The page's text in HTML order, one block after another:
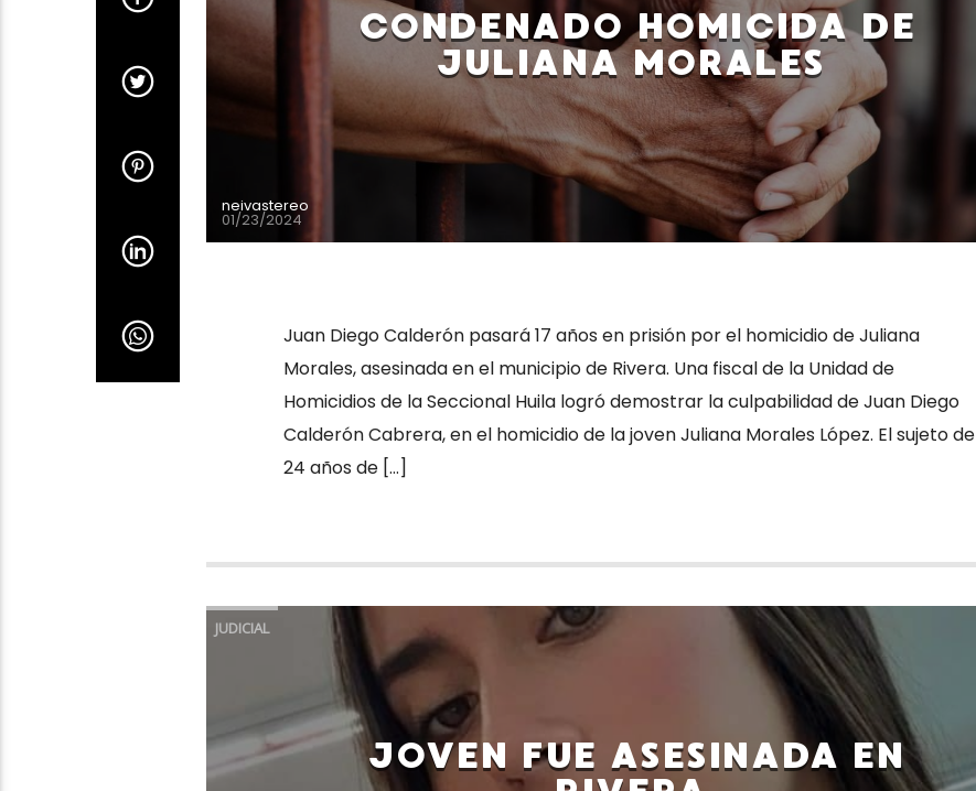
CONDENADO HOMICIDA DE
JULIANA MORALES
neivastereo
01/23/2024
Juan Diego Calderón pasará 17 años en prisión por el homicidio de Juliana
Morales, asesinada en el municipio de Rivera. Una fiscal de la Unidad de
Homicidios de la Seccional Huila logró demostrar la culpabilidad de Juan Diego
Calderón Cabrera, en el homicidio de la joven Juliana Morales López. El sujeto de
24 años de […]
JUDICIAL
JOVEN FUE ASESINADA EN